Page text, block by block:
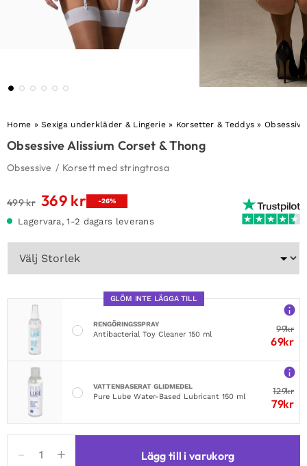
Home »Sexiga underkläder & Lingerie» Korsetter & Teddys »
Obsessive Alissium Corset & Thong
Obsessive / Korsett med stringtrosa
499kr Det
priset
var:
499 kr.
369 krDet
priset
är:
-26%
Lagervara, 1-2 dagars leverans
GLÖM INTE LÄGGA TILL
RENGÖRINGSSPRAY
Antibacterial Toy Cleaner 150 ml
99kr
69kr
VATTENBASERAT GLIDMEDEL
Pure Lube Water-Based Lubricant 150 ml
129kr
79kr
Alissium
Lägg till i varukorg